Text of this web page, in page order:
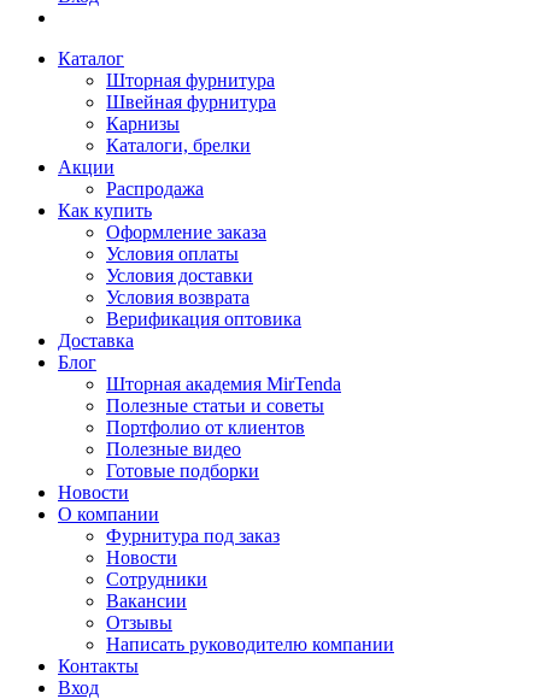
Каталог
Шторная фурнитура
Швейная фурнитура
Карнизы
Каталоги, брелки
Акции
Распродажа
Как купить
Оформление заказа
Условия оплаты
Условия доставки
Условия возврата
Верификация оптовика
Доставка
Блог
Шторная академия MirTenda
Полезные статьи и советы
Портфолио от клиентов
Полезные видео
Готовые подборки
Новости
О компании
Фурнитура под заказ
Новости
Сотрудники
Вакансии
Отзывы
Написать руководителю компании
Контакты
Вход